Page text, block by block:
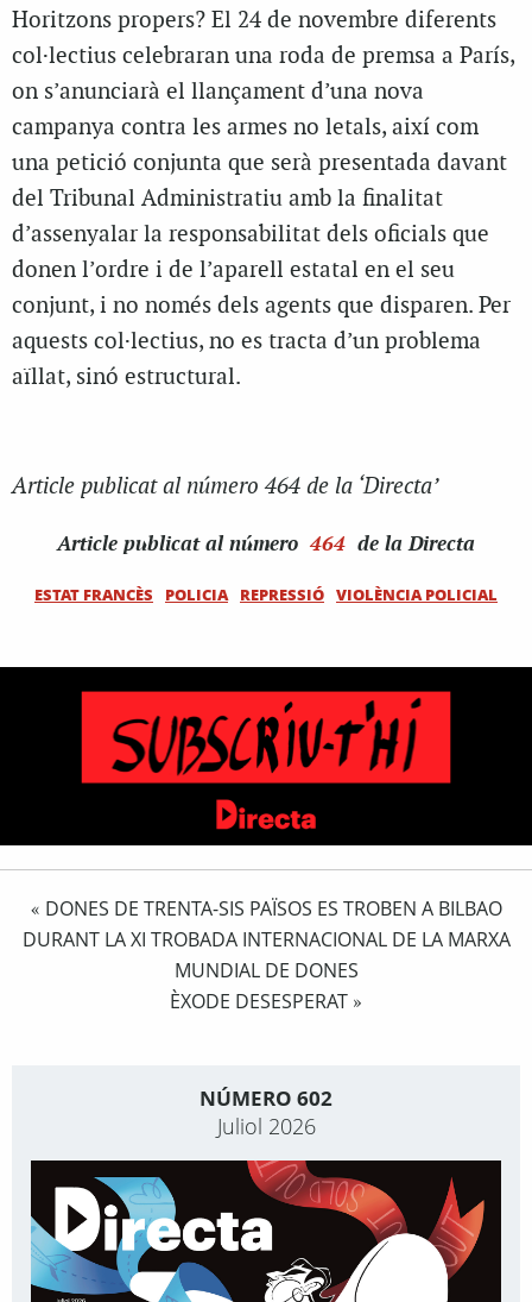
Horitzons propers? El 24 de novembre diferents
col·lectius celebraran una roda de premsa a París,
on s’anunciarà el llançament d’una nova
campanya contra les armes no letals, així com
una petició conjunta que serà presentada davant
del Tribunal Administratiu amb la finalitat
d’assenyalar la responsabilitat dels oficials que
donen l’ordre i de l’aparell estatal en el seu
conjunt, i no només dels agents que disparen. Per
aquests col·lectius, no es tracta d’un problema
aïllat, sinó estructural.
Article publicat al número 464 de la ‘Directa’
Article publicat al número 464 de la Directa
ESTAT FRANCÈS POLICIA REPRESSIÓ VIOLÈNCIA POLICIAL
« DONES DE TRENTA-SIS PAÏSOS ES TROBEN A BILBAO
DURANT LA XI TROBADA INTERNACIONAL DE LA MARXA
MUNDIAL DE DONES
ÈXODE DESESPERAT »
NÚMERO 602
Juliol 2026